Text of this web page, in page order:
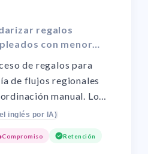
regalos
con menor
de regalos para
de flujos regionales
manual. Lo
centralizado que
y la gobernanza
inglés por IA)
Compromiso Retención